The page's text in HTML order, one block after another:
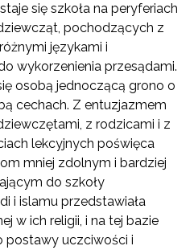
się szkoła na peryferiach
pochodzących z
językami i
wykorzenienia przesądami.
osobą jednoczącą grono o
cechach. Z entuzjazmem
z rodzicami i z
lekcyjnych poświęca
mniej zdolnym i bardziej
do szkoły
i islamu przedstawiała
w ich religii, i na tej bazie
postawy uczciwości i